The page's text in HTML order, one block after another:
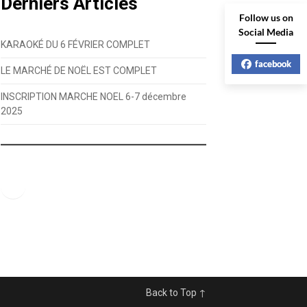
KARAOKÉ DU 6 FÉVRIER COMPLET
LE MARCHÉ DE NOËL EST COMPLET
INSCRIPTION MARCHE NOEL 6-7 décembre
2025
Back to Top ↑
Follow us on
Social Media
facebook